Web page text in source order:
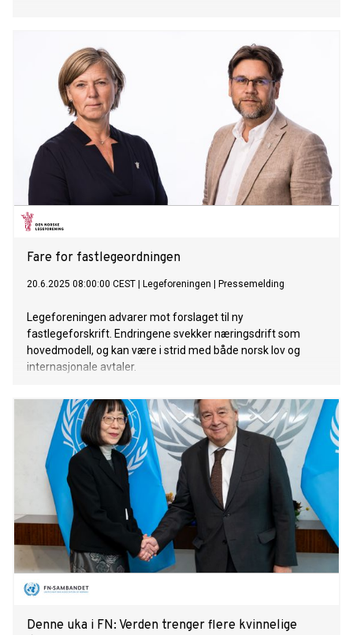
Fare for fastlegeordningen
20.6.2025 08:00:00 CEST Legeforeningen Pressemelding
Legeforeningen advarer mot forslaget til ny
fastlegeforskrift. Endringene svekker næringsdrift som
hovedmodell, og kan være i strid med både norsk lov og
internasjonale avtaler.
Denne uka i FN: Verden trenger flere kvinnelige